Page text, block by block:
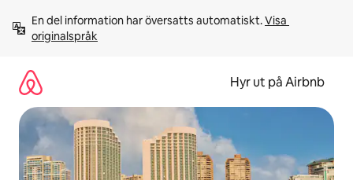
innehåll
En del information har översatts automatiskt. Visa
originalspråk
Hyr ut på Airbnb